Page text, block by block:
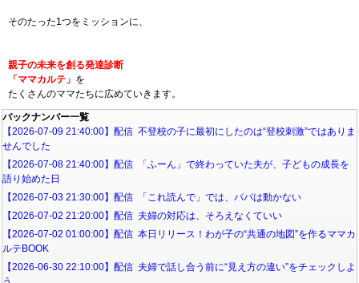
そのたった1つをミッションに、
親子の未来を創る発達診断
「ママカルテ」 を
たくさんのママたちに広めていきます。
バックナンバー一覧
【2026-07-09 21:40:00】配信 不登校の子に最初にしたのは“登校刺激”ではありま
せんでした
【2026-07-08 21:40:00】配信 「ふーん」で終わっていた夫が、子どもの成長を
語り始めた日
【2026-07-03 21:30:00】配信 「これ読んで」では、パパは動かない
【2026-07-02 21:20:00】配信 夫婦の対応は、そろえなくていい
【2026-07-02 01:00:00】配信 本日リリース！わが子の“共通の地図”を作るママカ
ルテBOOK
【2026-06-30 22:10:00】配信 夫婦で話し合う前に“見え方の違い”をチェックしよ